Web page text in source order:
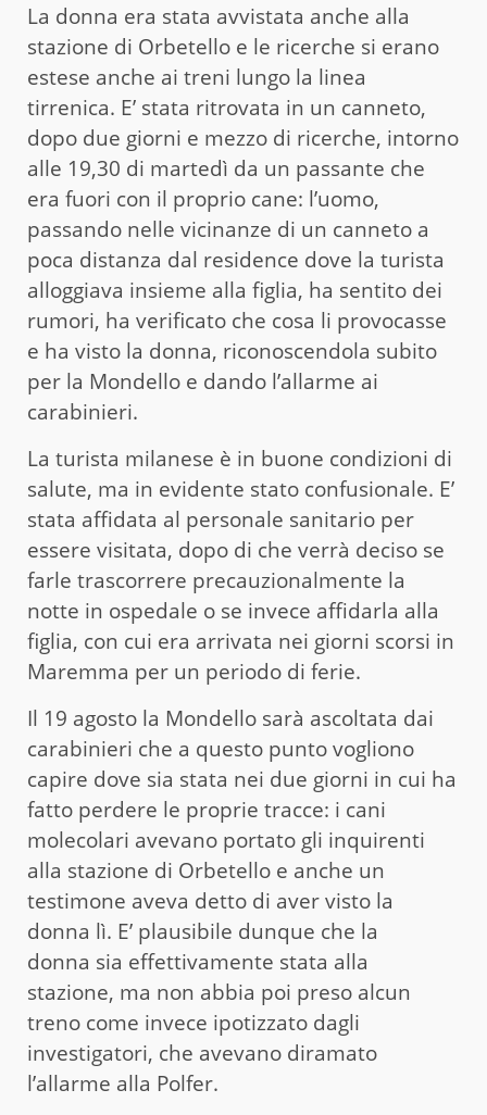
La donna era stata avvistata anche alla
stazione di Orbetello e le ricerche si erano
estese anche ai treni lungo la linea
tirrenica. E’ stata ritrovata in un canneto,
dopo due giorni e mezzo di ricerche, intorno
alle 19,30 di martedì da un passante che
era fuori con il proprio cane: l’uomo,
passando nelle vicinanze di un canneto a
poca distanza dal residence dove la turista
alloggiava insieme alla figlia, ha sentito dei
rumori, ha verificato che cosa li provocasse
e ha visto la donna, riconoscendola subito
per la Mondello e dando l’allarme ai
carabinieri.
La turista milanese è in buone condizioni di
salute, ma in evidente stato confusionale. E’
stata affidata al personale sanitario per
essere visitata, dopo di che verrà deciso se
farle trascorrere precauzionalmente la
notte in ospedale o se invece affidarla alla
figlia, con cui era arrivata nei giorni scorsi in
Maremma per un periodo di ferie.
Il 19 agosto la Mondello sarà ascoltata dai
carabinieri che a questo punto vogliono
capire dove sia stata nei due giorni in cui ha
fatto perdere le proprie tracce: i cani
molecolari avevano portato gli inquirenti
alla stazione di Orbetello e anche un
testimone aveva detto di aver visto la
donna lì. E’ plausibile dunque che la
donna sia effettivamente stata alla
stazione, ma non abbia poi preso alcun
treno come invece ipotizzato dagli
investigatori, che avevano diramato
l’allarme alla Polfer.